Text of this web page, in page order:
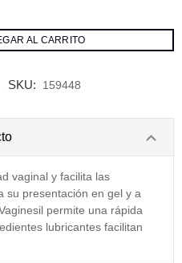
SKU: 159448
vaginal y facilita las
su presentación en gel y a
permite una rápida
lubricantes facilitan